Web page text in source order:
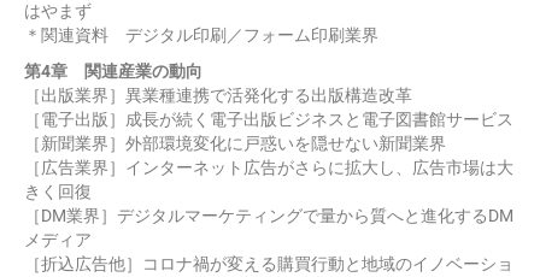
はやまず
＊関連資料 デジタル印刷／フォーム印刷業界
第4章 関連産業の動向
［出版業界］異業種連携で活発化する出版構造改革
［電子出版］成長が続く電子出版ビジネスと電子図書館サービス
［新聞業界］外部環境変化に戸惑いを隠せない新聞業界
［広告業界］インターネット広告がさらに拡大し、広告市場は大
きく回復
［DM業界］デジタルマーケティングで量から質へと進化するDM
メディア
［折込広告他］コロナ禍が変える購買行動と地域のイノベーショ